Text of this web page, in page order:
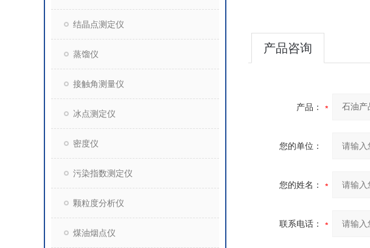
结晶点测定仪
蒸馏仪
接触角测量仪
冰点测定仪
密度仪
污染指数测定仪
颗粒度分析仪
煤油烟点仪
产品咨询
产品：
您的单位：
您的姓名：
联系电话：